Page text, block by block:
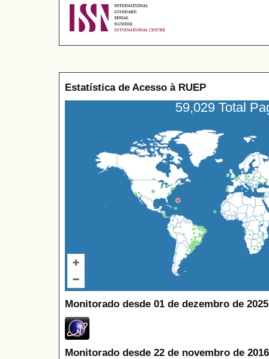
Estatística de Acesso à RUEP
59,029 Total
Monitorado desde 01 de dezembro de
Monitorado desde 22 de novembro de